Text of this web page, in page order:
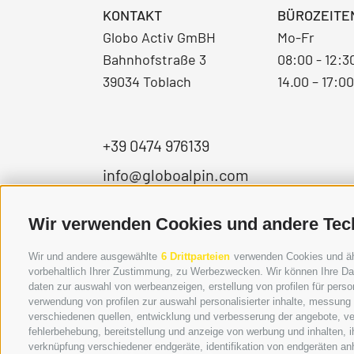
Wir verwenden Cookies und andere
Wir und andere ausgewählte 6 Drittparteien verwenden Cookies und
vorbehaltlich Ihrer Zustimmung, zu Werbezwecken. Wir können Ihre
daten zur auswahl von werbeanzeigen, erstellung von profilen für
verwendung von profilen zur auswahl personalisierter inhalte,
verschiedenen quellen, entwicklung und verbesserung der angebote,
fehlerbehebung, bereitstellung und anzeige von werbung und
verknüpfung verschiedener endgeräte, identifikation von endgeräten
KONTAKT
Globo Activ GmBH
Bahnhofstraße 3
39034 Toblach
+39 0474 976139
info@globoalpin.com
Mo-Fr
08:00 -
14.00 –